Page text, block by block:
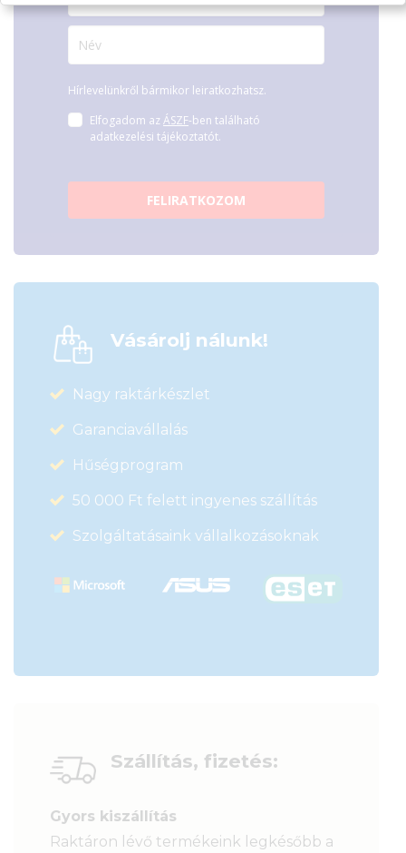
Hírlevelünkről bármikor leiratkozhatsz.
Elfogadom az ÁSZF-ben található
adatkezelési tájékoztatót.
FELIRATKOZOM
Vásárolj nálunk!
Nagy raktárkészlet
Garanciavállalás
Hűségprogram
50 000 Ft felett ingyenes szállítás
Szolgáltatásaink vállalkozásoknak
Szállítás, fizetés:
Gyors kiszállítás
Raktáron lévő termékeink legkésőbb a